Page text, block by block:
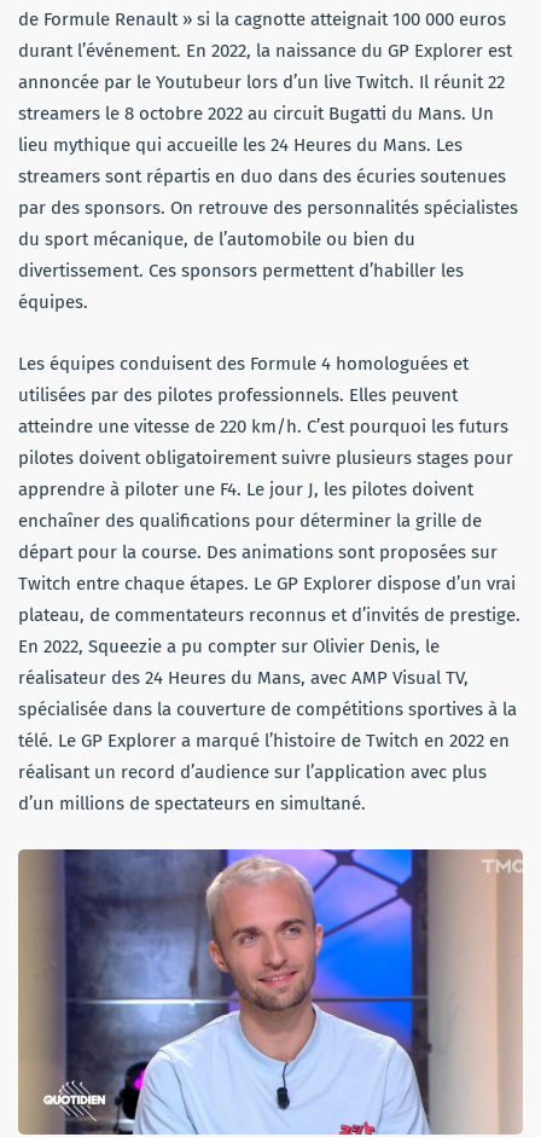
de Formule Renault » si la cagnotte atteignait 100 000 euros
durant l’événement. En 2022, la naissance du GP Explorer est
annoncée par le Youtubeur lors d’un live Twitch. Il réunit 22
streamers le 8 octobre 2022 au circuit Bugatti du Mans. Un
lieu mythique qui accueille les 24 Heures du Mans. Les
streamers sont répartis en duo dans des écuries soutenues
par des sponsors. On retrouve des personnalités spécialistes
du sport mécanique, de l’automobile ou bien du
divertissement. Ces sponsors permettent d’habiller les
équipes.
Les équipes conduisent des Formule 4 homologuées et
utilisées par des pilotes professionnels. Elles peuvent
atteindre une vitesse de 220 km/h. C’est pourquoi les futurs
pilotes doivent obligatoirement suivre plusieurs stages pour
apprendre à piloter une F4. Le jour J, les pilotes doivent
enchaîner des qualifications pour déterminer la grille de
départ pour la course. Des animations sont proposées sur
Twitch entre chaque étapes. Le GP Explorer dispose d’un vrai
plateau, de commentateurs reconnus et d’invités de prestige.
En 2022, Squeezie a pu compter sur Olivier Denis, le
réalisateur des 24 Heures du Mans, avec AMP Visual TV,
spécialisée dans la couverture de compétitions sportives à la
télé. Le GP Explorer a marqué l’histoire de Twitch en 2022 en
réalisant un record d’audience sur l’application avec plus
d’un millions de spectateurs en simultané.